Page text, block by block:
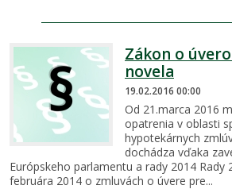
Zákon o
novela
19.02.2016 00:00
Od 21.marca 2016
opatrenia v oblasti
hypotekárnych
dochádza vďaka
Európskeho parlamentu a rady 2014 Rady
februára 2014 o zmluvách o úvere pre...